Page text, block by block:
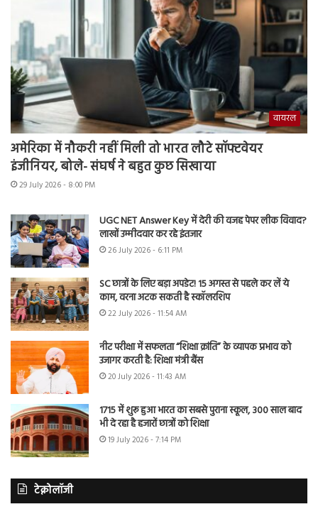
वायरल
अमेरिका में नौकरी नहीं मिली तो भारत लौटे सॉफ्टवेयर
इंजीनियर, बोले- संघर्ष ने बहुत कुछ सिखाया
29 July 2026 - 8:00 PM
UGC NET Answer Key में देरी की वजह पेपर लीक विवाद?
लाखों उम्मीदवार कर रहे इंतजार
26 July 2026 - 6:11 PM
SC छात्रों के लिए बड़ा अपडेट! 15 अगस्त से पहले कर लें ये
काम, वरना अटक सकती है स्कॉलरशिप
22 July 2026 - 11:54 AM
नीट परीक्षा में सफलता “शिक्षा क्रांति” के व्यापक प्रभाव को
उजागर करती है: शिक्षा मंत्री बैंस
20 July 2026 - 11:43 AM
1715 में शुरू हुआ भारत का सबसे पुराना स्कूल, 300 साल बाद
भी दे रहा है हजारों छात्रों को शिक्षा
19 July 2026 - 7:14 PM
टेक्नोलॉजी